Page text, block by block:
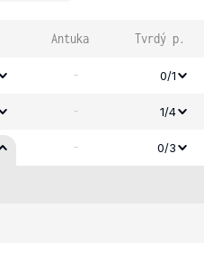
Antuka Tvrdý p.
- 0/1
- 1/4
- 0/3